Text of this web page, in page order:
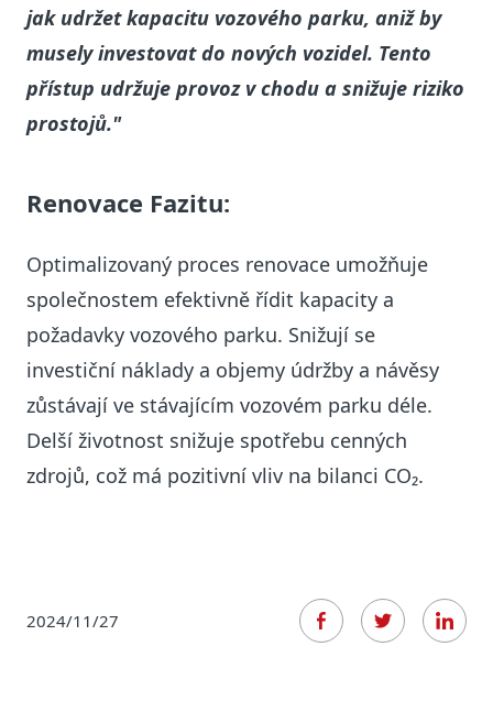
jak udržet kapacitu vozového parku, aniž by
musely investovat do nových vozidel. Tento
přístup udržuje provoz v chodu a snižuje riziko
prostojů."
Renovace Fazitu:
Optimalizovaný proces renovace umožňuje
společnostem efektivně řídit kapacity a
požadavky vozového parku. Snižují se
investiční náklady a objemy údržby a návěsy
zůstávají ve stávajícím vozovém parku déle.
Delší životnost snižuje spotřebu cenných
zdrojů, což má pozitivní vliv na bilanci CO₂.
2024/11/27